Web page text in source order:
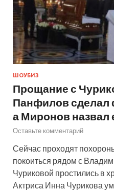
ШОУБИЗ
Прощание с
Панфилов сделал
а Миронов назвал
Оставьте комментарий
Сейчас проходят
покоиться рядом с
Чуриковой простились в
Актриса Инна Чурикова